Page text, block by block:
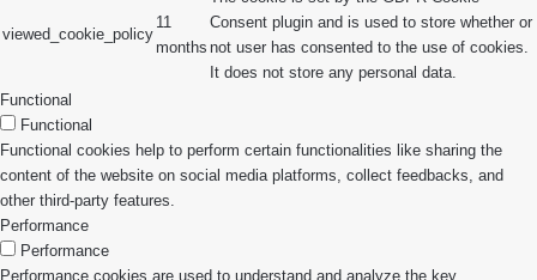
viewed_cookie_policy
11
months
Consent plugin and is used to store whether or
not user has consented to the use of cookies.
It does not store any personal data.
Functional
Functional
Functional cookies help to perform certain functionalities like sharing the
content of the website on social media platforms, collect feedbacks, and
other third-party features.
Performance
Performance
Performance cookies are used to understand and analyze the key